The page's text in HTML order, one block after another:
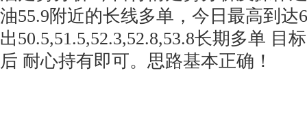
油55.9附近的长线多单，今日最高到达
出50.5,51.5,52.3,52.8,53.8长期多单 目
后 耐心持有即可。思路基本正确！